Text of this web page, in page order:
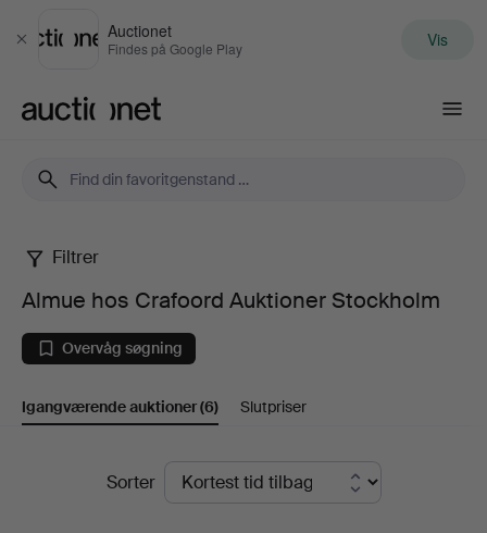
Luk
Auctionet
Findes på Google Play Vis
Almue
hos
Crafoord
Auktioner
Stockholm
Filtrer
Almue hos Crafoord Auktioner Stockholm
Overvåg søgning
Igangværende auktioner(6) Slutpriser
Igangværende
Sorter